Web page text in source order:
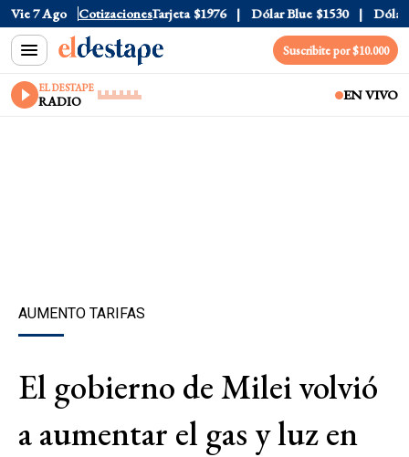
Vie 7 Ago Cotizaciones
$1520 Dólar Tarjeta $1976 Dólar Blue $1530 Dólar
Suscribite por $10.000
EL DESTAPE
RADIO EN VIVO
AUMENTO TARIFAS
El gobierno de Milei volvió
a aumentar el gas y luz en